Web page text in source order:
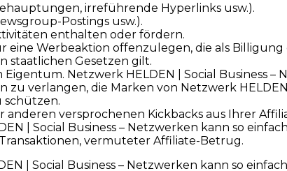
irreführende Hyperlinks usw.).
Postings usw.).
enthalten oder fördern.
eine Werbeaktion offenzulegen, die als
staatlichen Gesetzen gilt.
Netzwerk HELDEN | Social Business –
verlangen, die Marken von Netzwerk
schützen.
versprochenen Kickbacks aus Ihrer
| Social Business – Netzwerken kann so
vermuteter Affiliate-Betrug.
| Social Business – Netzwerken kann so